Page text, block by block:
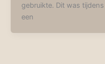
gebruikte. Dit was
een